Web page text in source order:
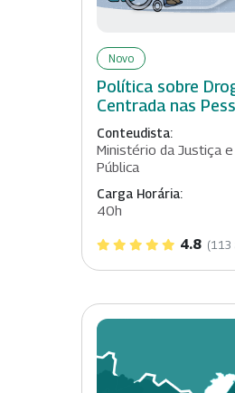
Novo
Política sobre
Centrada nas
Conteudista:
Ministério da Justiça
Pública
Carga Horária:
40h
4.8 (113